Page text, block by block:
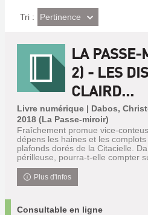
Tri : (Effet
imédiat)
Pertinence
LA PASSE-
2) - LES
CLAIRD...
Livre numérique | Dabos,
2018 (La Passe-miroir)
Fraîchement promue vice-
dépens les haines et les
plafonds dorés de la Citacielle.
périlleuse, pourra-t-elle compter
Plus d'infos
Consultable en ligne